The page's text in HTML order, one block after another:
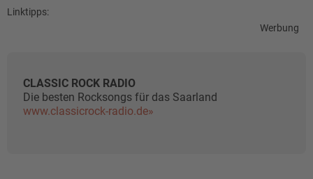
Linktipps:
Werbung
CLASSIC ROCK RADIO
Die besten Rocksongs für das Saarland
www.classicrock-radio.de»